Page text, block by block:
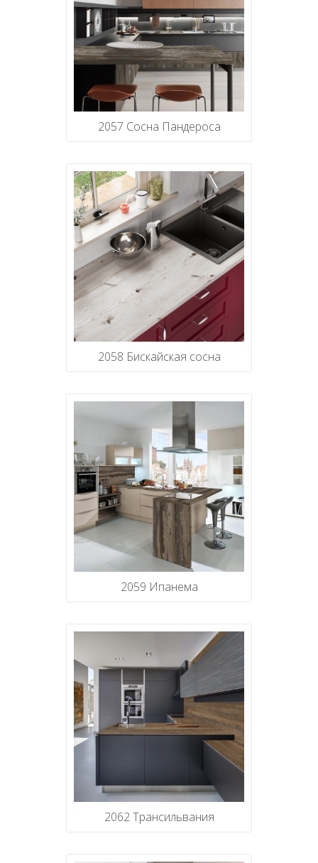
2057 Сосна Пандероса
2058 Бискайская сосна
2059 Ипанема
2062 Трансильвания